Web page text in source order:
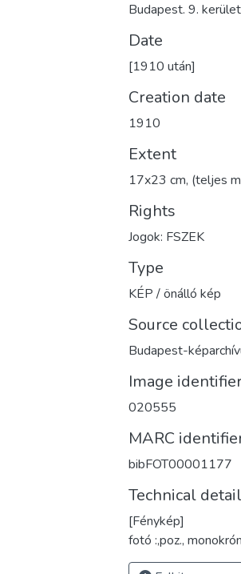
Budapest. 9.
Date
[1910 után]
Creation date
1910
Extent
17x23 cm, (teljes
Rights
Jogok: FSZEK
Type
KÉP / önálló kép
Source
Budapest-
Image
020555
MARC
bibFOT00001177
Technical
[Fénykép]
fotó :,poz.,